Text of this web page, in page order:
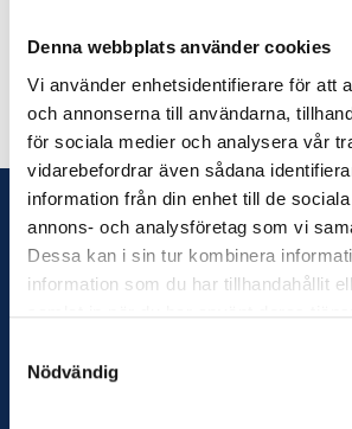
Denna webbplats använder cookies
Vi använder enhetsidentifierare för att
och annonserna till användarna,
för sociala medier och analysera vår
vidarebefordrar även sådana
information från din enhet till de
annons- och analysföretag som vi
Dessa kan i sin tur kombinera
information som du har tillhandahållit
samlat in när du har använt deras
Nödvändig
brukshästverksamhet. Den här
med Maria Lindmark som är utbildad
Kuskutbildningen i brukshästkörning.
Wången
Wången utbildar dig som älskar hästar
Tel. växel: 0640-174 00
Månd–torsd. kl. 8–16, fred kl. 8–12